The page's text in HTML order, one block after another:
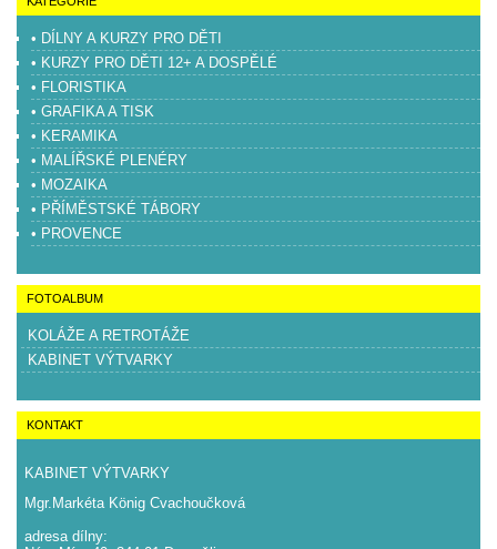
• DÍLNY A KURZY PRO DĚTI
• KURZY PRO DĚTI 12+ A DOSPĚLÉ
• FLORISTIKA
• GRAFIKA A TISK
• KERAMIKA
• MALÍŘSKÉ PLENÉRY
• MOZAIKA
• PŘÍMĚSTSKÉ TÁBORY
• PROVENCE
FOTOALBUM
KOLÁŽE A RETROTÁŽE
KABINET VÝTVARKY
KONTAKT
KABINET VÝTVARKY
Mgr.Markéta König Cvachoučková
adresa dílny: